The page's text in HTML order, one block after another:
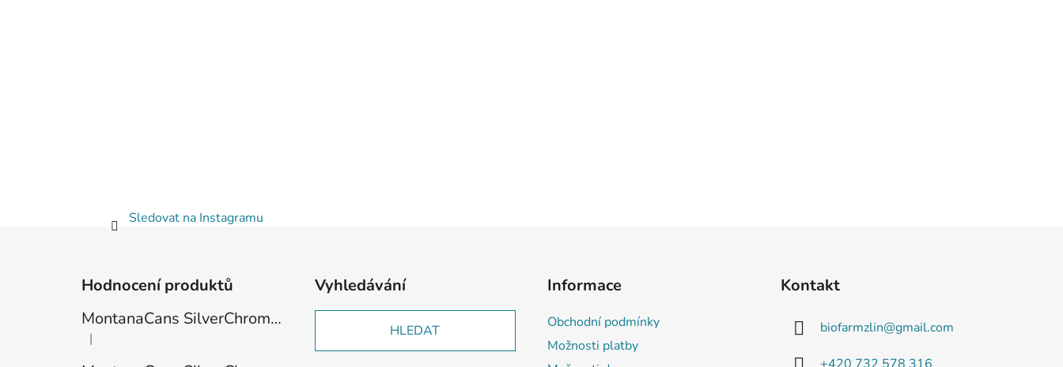
Sledovat na Instagramu
Hodnocení produktů
MontanaCans SilverChrome 600ml
Hodnocení produktu je 1 z 5 hvězdiček.
|
Vyhledávání
HLEDAT
Informace
Obchodní podmínky
Možnosti platby
Kontakt
biofarmzlin@gmail.com